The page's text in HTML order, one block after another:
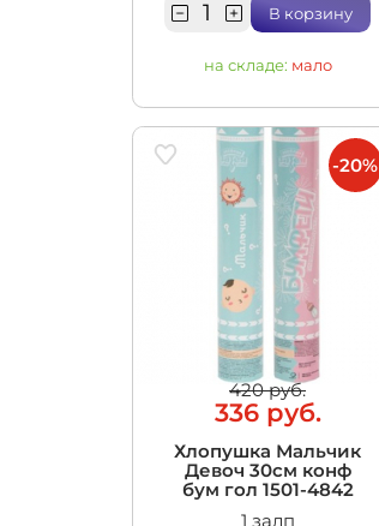
В корзину
на складе: мало
420 руб.
336 руб.
Хлопушка Мальчик
Девоч 30см конф
бум гол 1501-4842
1 залп
-20%